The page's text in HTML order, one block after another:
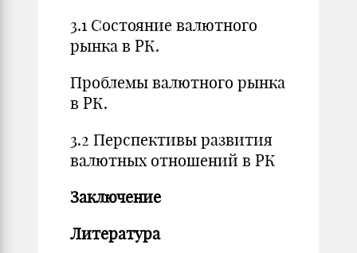
3.1 Состояние валютного
рынка в РК.
Проблемы валютного рынка
в РК.
3.2 Перспективы развития
валютных отношений в РК
Заключение
Литература